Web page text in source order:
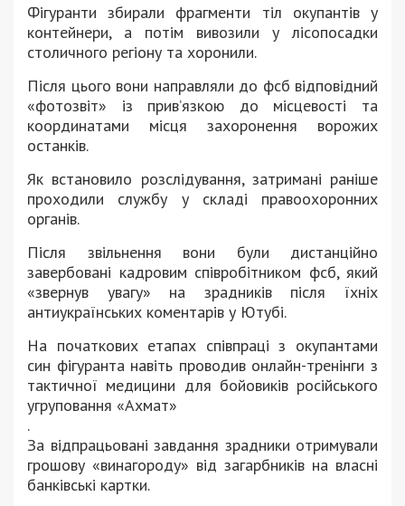
Фігуранти збирали фрагменти тіл окупантів у
контейнери, а потім вивозили у лісопосадки
столичного регіону та хоронили.
Після цього вони направляли до фсб відповідний
«фотозвіт» із прив’язкою до місцевості та
координатами місця захоронення ворожих
останків.
Як встановило розслідування, затримані раніше
проходили службу у складі правоохоронних
органів.
Після звільнення вони були дистанційно
завербовані кадровим співробітником фсб, який
«звернув увагу» на зрадників після їхніх
антиукраїнських коментарів у Ютубі.
На початкових етапах співпраці з окупантами
син фігуранта навіть проводив онлайн-тренінги з
тактичної медицини для бойовиків російського
угруповання «Ахмат»
.
За відпрацьовані завдання зрадники отримували
грошову «винагороду» від загарбників на власні
банківські картки.